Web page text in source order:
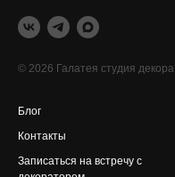
© 2026 Галатея студия декора
Блог
Контакты
Записаться на встречу с